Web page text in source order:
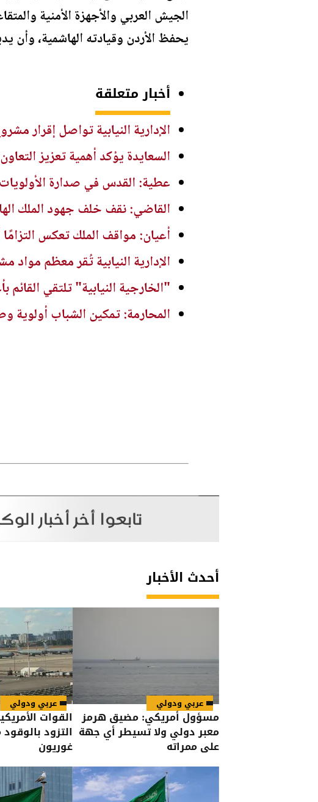
الجيش العربي والأجهزة الأمنية
يحفظ الأردن وقيادته الهاشمية، وأن
أخبار متعلقة
الإدارية النيابية تواصل إقرار
السعايدة يؤكد أهمية تعزيز
عطية: القدس في صدارة
القاضي: نقف خلف جهود الملك
أعيان: مواقف الملك تعكس
الإدارية النيابية تُقر معظم مواد
"الخارجية النيابية" تلتقي القائم
المحارمة: تمكين الشباب أولوية
أحدث الأخبار
عربي ودولي
مسؤول أمريكي: مضيق هرمز
معبر دولي ولا تسيطر أي جهة
على ممراته
عربي ودولي
القوات
التزود
غوريون